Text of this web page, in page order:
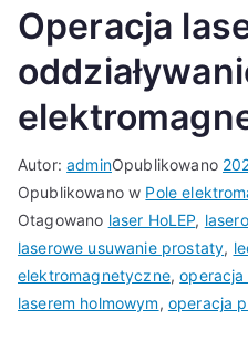
Operacja
Autor:adminOpublikowano
Opublikowano w Pole
Otagowano laser HoLEP,
laserowe usuwanie prostaty,
elektromagnetyczne,operacja
laserem holmowym, operacja